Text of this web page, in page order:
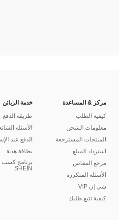
مركز & المساعدة
كيفية الطلب
معلومات الشحن
المنتجات المسترجعة
استرداد المبلغ
مرجع المقاس
الأسئلة المتكررة
شي إن VIP
كيفية تتبع طلبك
خدمة الزبائن
طريقة الدفع
الأسئلة
الدفع عند
بطاقة هدية
برنامج كسب
SHEIN